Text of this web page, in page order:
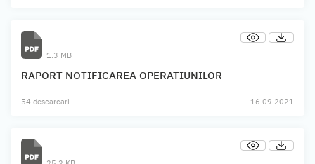
1.3 MB
RAPORT NOTIFICAREA OPERATIUNILOR
54 descarcari 16.09.2021